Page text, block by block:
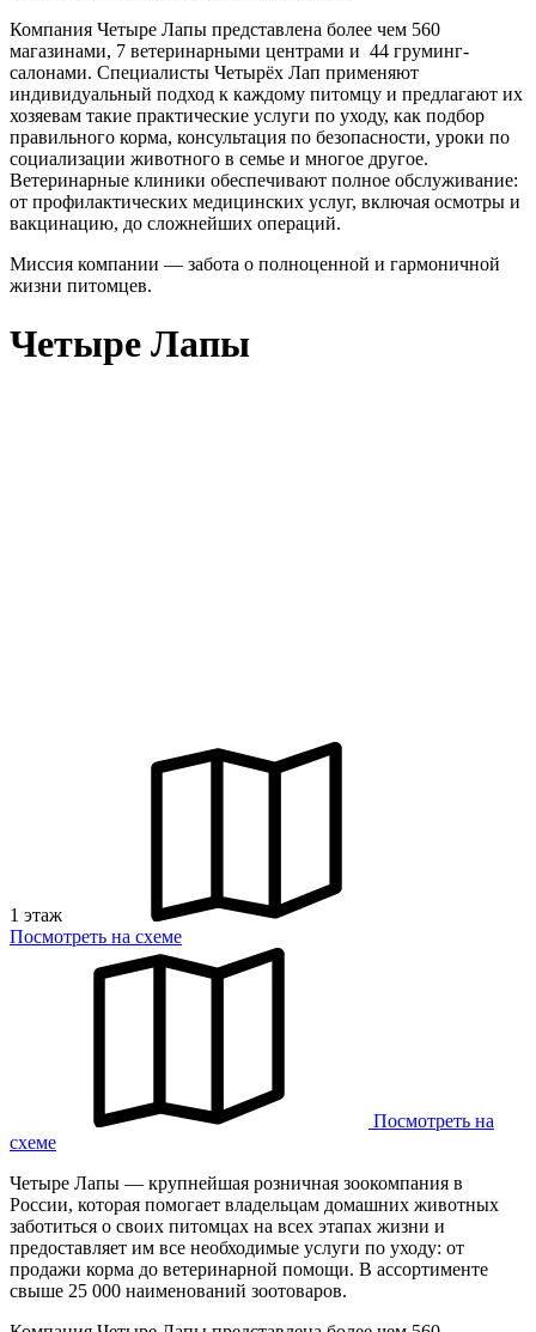
Компания Четыре Лапы представлена более чем 560
магазинами, 7 ветеринарными центрами и 44 груминг-
салонами. Специалисты Четырёх Лап применяют
индивидуальный подход к каждому питомцу и предлагают их
хозяевам такие практические услуги по уходу, как подбор
правильного корма, консультация по безопасности, уроки по
социализации животного в семье и многое другое.
Ветеринарные клиники обеспечивают полное обслуживание:
от профилактических медицинских услуг, включая осмотры и
вакцинацию, до сложнейших операций.
Миссия компании — забота о полноценной и гармоничной
жизни питомцев.
Четыре Лапы
1 этаж
Посмотреть на схеме
Посмотреть на
схеме
Четыре Лапы — крупнейшая розничная зоокомпания в
России, которая помогает владельцам домашних животных
заботиться о своих питомцах на всех этапах жизни и
предоставляет им все необходимые услуги по уходу: от
продажи корма до ветеринарной помощи. В ассортименте
свыше 25 000 наименований зоотоваров.